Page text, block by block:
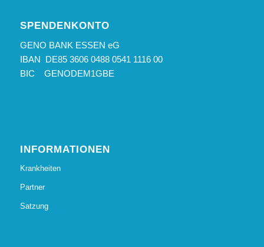
SPENDENKONTO
GENO BANK ESSEN eG
IBAN DE85 3606 0488 0541 1116 00
BIC GENODEM1GBE
INFORMATIONEN
Krankheiten
Partner
Satzung